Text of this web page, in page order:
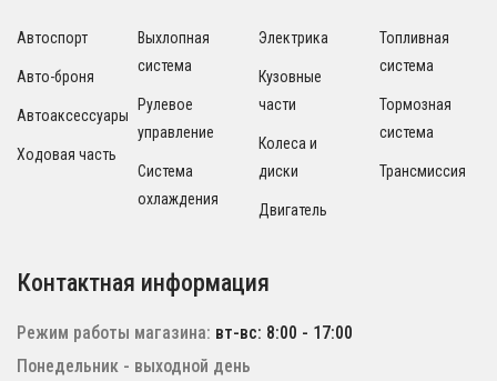
Автоспорт
Авто-броня
Автоаксессуары
Ходовая часть
Выхлопная
система
Рулевое
управление
Система
охлаждения
Электрика
Кузовные
части
Колеса и
диски
Двигатель
Топливная
система
Тормозная
система
Трансмиссия
Контактная информация
Режим работы магазина: вт-вс: 8:00 - 17:00
Понедельник - выходной день